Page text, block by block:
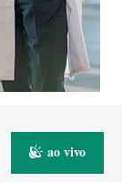
ao vivo